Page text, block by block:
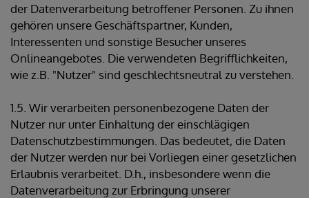
der Datenverarbeitung betroffener Personen. Zu ihnen
gehören unsere Geschäftspartner, Kunden,
Interessenten und sonstige Besucher unseres
Onlineangebotes. Die verwendeten Begrifflichkeiten,
wie z.B. "Nutzer" sind geschlechtsneutral zu verstehen.
1.5. Wir verarbeiten personenbezogene Daten der
Nutzer nur unter Einhaltung der einschlägigen
Datenschutzbestimmungen. Das bedeutet, die Daten
der Nutzer werden nur bei Vorliegen einer gesetzlichen
Erlaubnis verarbeitet. D.h., insbesondere wenn die
Datenverarbeitung zur Erbringung unserer